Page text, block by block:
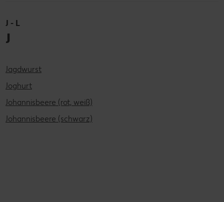
J - L
J
Jagdwurst
Joghurt
Johannisbeere (rot, weiß)
Johannisbeere (schwarz)